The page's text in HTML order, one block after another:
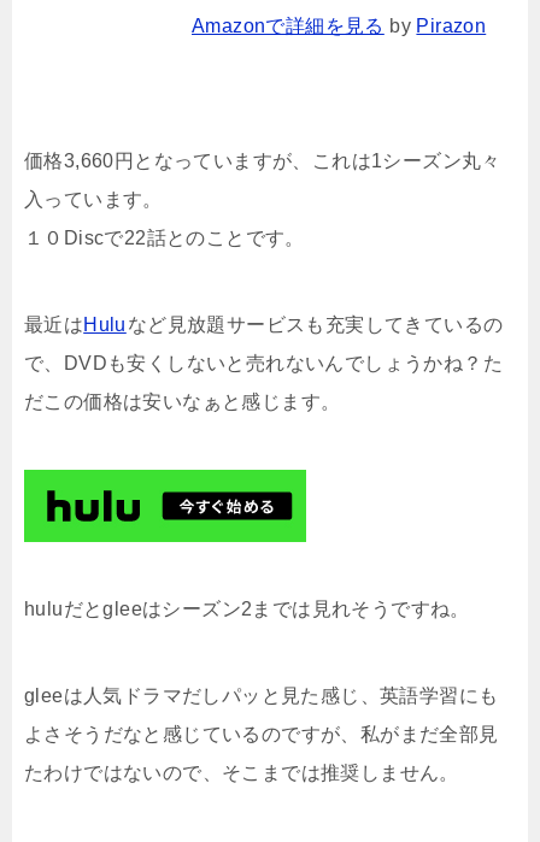
Amazonで詳細を見る by Pirazon
価格3,660円となっていますが、これは1シーズン丸々
入っています。
１０Discで22話とのことです。
最近はHulu など見放題サービスも充実してきているの
で、DVDも安くしないと売れないんでしょうかね？た
だこの価格は安いなぁと感じます。
huluだとgleeはシーズン2までは見れそうですね。
gleeは人気ドラマだしパッと見た感じ、英語学習にも
よさそうだなと感じているのですが、私がまだ全部見
たわけではないので、そこまでは推奨しません。